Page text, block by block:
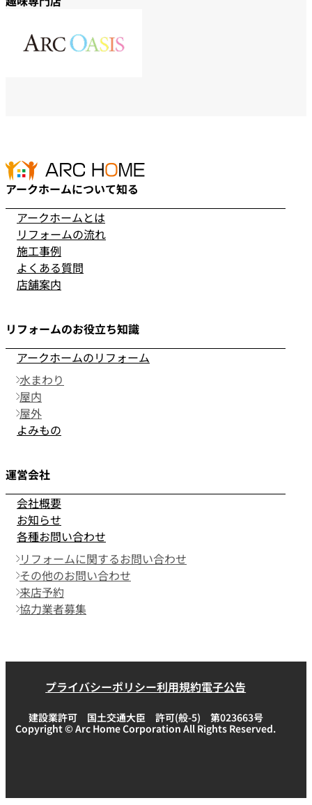
アークホームについて知る
アークホームとは
リフォームの流れ
施工事例
よくある質問
店舗案内
リフォームのお役立ち知識
アークホームのリフォーム
水まわり
屋内
屋外
よみもの
運営会社
会社概要
お知らせ
各種お問い合わせ
リフォームに関するお問い合わせ
その他のお問い合わせ
来店予約
協力業者募集
プライバシーポリシー利用規約電子公告
建設業許可 国土交通大臣 許可(般-5) 第023663号
Copyright © Arc Home Corporation All Rights Reserved.